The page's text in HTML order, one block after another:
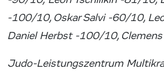
-100/10, Oskar Salvi -60/10,
Daniel Herbst -100/10,
Judo-Leistungszentrum